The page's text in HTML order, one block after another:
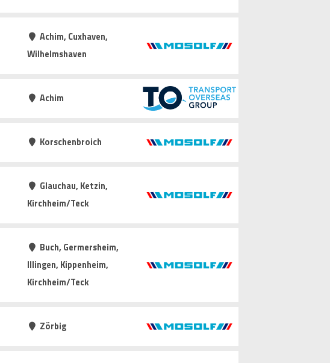
Achim, Cuxhaven,
Wilhelmshaven
Achim
Korschenbroich
Glauchau, Ketzin,
Kirchheim/Teck
Buch, Germersheim,
Illingen, Kippenheim,
Kirchheim/Teck
Zörbig